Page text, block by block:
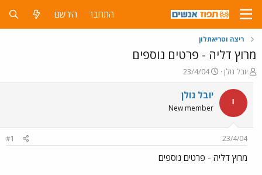
התחבר הירשם
ריצה וטריאתלון
מרוץ דליה - פרטים נוספים
פ
ו
ת
ח
ה
ש
א
יובל גולן
פ
ו
ר
ם
23/4/04
י יובל גולן
New member
23/4/04
#1
מרוץ דליה - פרטים נוספים